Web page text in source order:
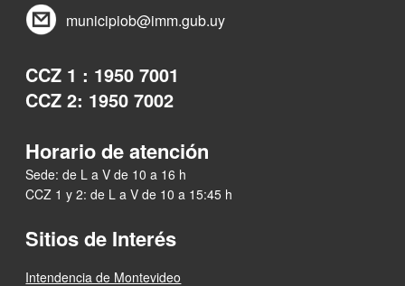
municipiob@imm.gub.uy
CCZ 1 : 1950 7001
CCZ 2: 1950 7002
Horario de atención
Sede: de L a V de 10 a 16 h
CCZ 1 y 2: de L a V de 10 a 15:45 h
Sitios de Interés
Intendencia de Montevideo